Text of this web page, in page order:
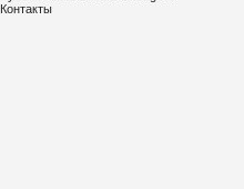
Контакты